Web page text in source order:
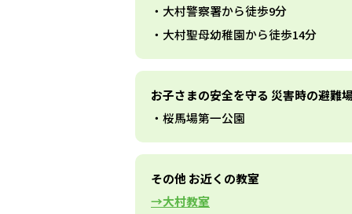
大村警察署から徒歩9分
大村聖母幼稚園から徒歩14分
お子さまの安全を守る 災害時の避難
桜馬場第一公園
その他 お近くの教室
大村教室